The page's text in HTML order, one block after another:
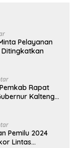
Pelayanan
Ditingkatkan
Rapat
Kalteng
Pemilu 2024
Lintas